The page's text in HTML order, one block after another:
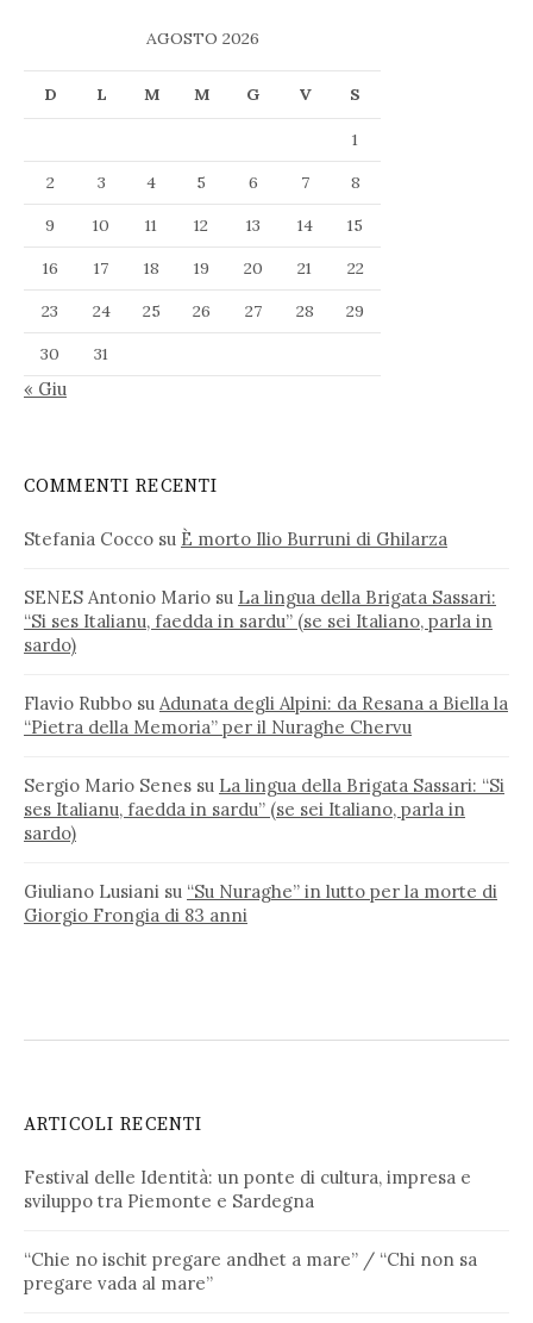
AGOSTO 2026
D L M M G V S
1
2
3 4 5 6 7
8
9
10 11 12 13 14
15
16
17 18 19 20 21
22
23
24 25 26 27 28
29
30
31
« Giu
COMMENTI RECENTI
Stefania Cocco su È morto Ilio Burruni di Ghilarza
SENES Antonio Mario su La lingua della Brigata Sassari:
“Si ses Italianu, faedda in sardu” (se sei Italiano, parla in
sardo)
Flavio Rubbo su Adunata degli Alpini: da Resana a Biella la
“Pietra della Memoria” per il Nuraghe Chervu
Sergio Mario Senes su La lingua della Brigata Sassari: “Si
ses Italianu, faedda in sardu” (se sei Italiano, parla in
sardo)
Giuliano Lusiani su “Su Nuraghe” in lutto per la morte di
Giorgio Frongia di 83 anni
ARTICOLI RECENTI
Festival delle Identità: un ponte di cultura, impresa e
sviluppo tra Piemonte e Sardegna
“Chie no ischit pregare andhet a mare” / “Chi non sa
pregare vada al mare”